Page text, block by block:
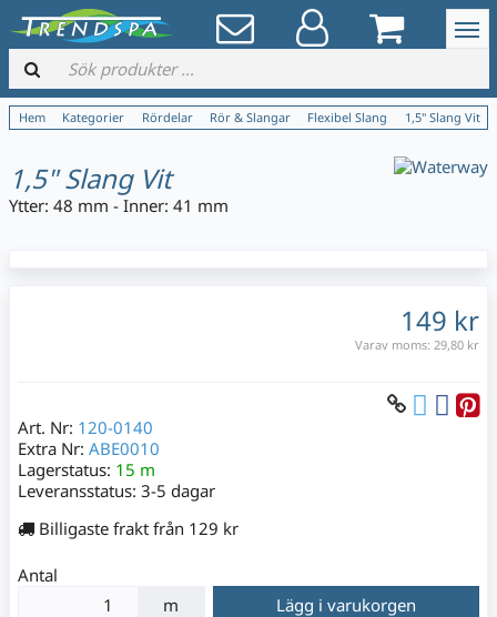
Hem Kategorier Rördelar Rör & Slangar Flexibel Slang 1,5" Slang Vit
1,5" Slang Vit
Ytter: 48 mm - Inner: 41 mm
149 kr
Varav moms: 29,80 kr
Art. Nr: 120-0140
Extra Nr: ABE0010
Lagerstatus: 15 m
Leveransstatus: 3-5 dagar
Billigaste frakt från 129 kr
Antal
m
Lägg i varukorgen